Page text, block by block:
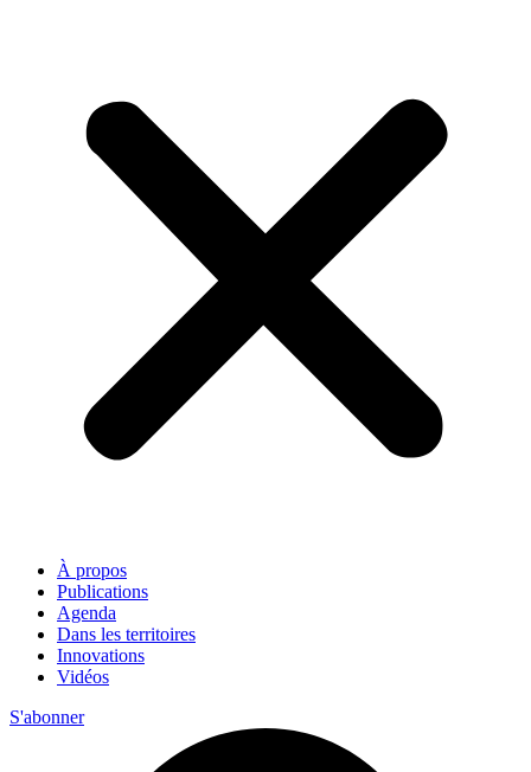
À propos
Publications
Agenda
Dans les territoires
Innovations
Vidéos
S'abonner